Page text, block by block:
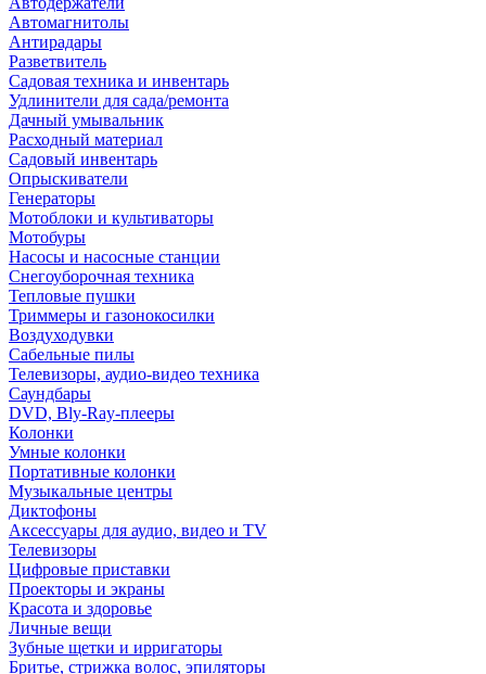
Автомагнитолы
Антирадары
Разветвитель
Садовая техника и инвентарь
Удлинители для сада/ремонта
Дачный умывальник
Расходный материал
Садовый инвентарь
Опрыскиватели
Генераторы
Мотоблоки и культиваторы
Мотобуры
Насосы и насосные станции
Снегоуборочная техника
Тепловые пушки
Триммеры и газонокосилки
Воздуходувки
Сабельные пилы
Телевизоры, аудио-видео техника
Саундбары
DVD, Bly-Ray-плееры
Колонки
Умные колонки
Портативные колонки
Музыкальные центры
Диктофоны
Аксессуары для аудио, видео и TV
Телевизоры
Цифровые приставки
Проекторы и экраны
Красота и здоровье
Личные вещи
Зубные щетки и ирригаторы
Бритье, стрижка волос, эпиляторы